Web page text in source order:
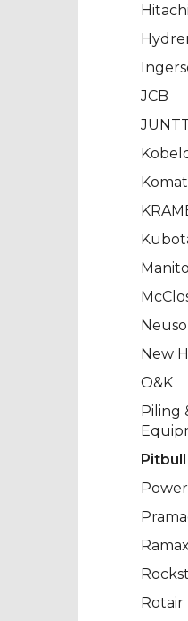
Hitachi
JCB
New
O&K
Piling
Ramax
Rotair